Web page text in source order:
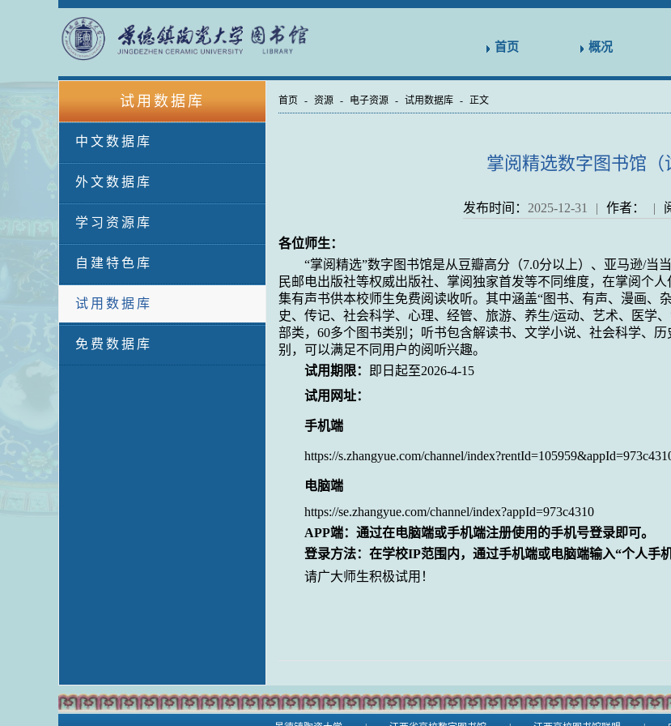
首页 概况
试用数据库
中文数据库
外文数据库
学习资源库
自建特色库
试用数据库
免费数据库
首页 - 资源 - 电子资源 - 试用数据库 - 正文
掌阅精选数字图书馆（
发布时间： 2025-12-31 | 作者： |
各位师生：
“掌阅精选”数字图书馆是从豆瓣高分（7.0分以上）、亚马逊/当
民邮电出版社等权威出版社、掌阅独家首发等不同维度，在掌阅个人
集有声书供本校师生免费阅读收听。其中涵盖“图书、有声、漫画、
史、传记、社会科学、心理、经管、旅游、养生/运动、艺术、医学
部类，60多个图书类别；听书包含解读书、文学小说、社会科学、
别，可以满足不同用户的阅听兴趣。
试用期限：
即日起至2026-4-15
试用网址：
手机端
https://s.zhangyue.com/channel/
电脑端
https://se.zhangyue.com/channel/index?appId=973c4310
APP端：通过在电脑端或手机端注册使用的手机号登录即可。
登录方法：在学校IP范围内，通过手机端或电脑端输入“个人手
请广大师生积极试用！